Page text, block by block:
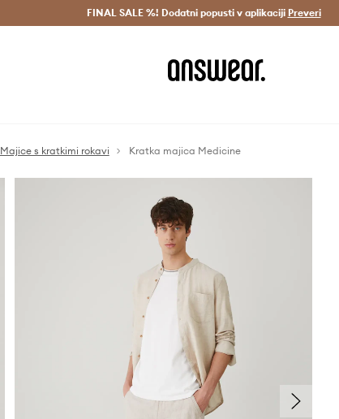
Dostava v 3 dneh > Prihrani z vpisom v Answear
FINAL SALE %! Dodatni popusti v aplikaciji Preveri
Majice s kratkimi rokavi Kratka majica Medicine